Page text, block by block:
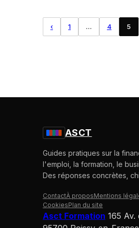
‹ 1 … 4 5
ASCT
Guides pratiques sur la
l'emploi, la formation, le
Des réponses concrètes,
ContactÀ proposMentions
CookiesPlan du site
Asct Formation 165 Av.